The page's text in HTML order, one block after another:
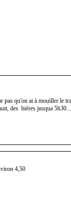
pas qu'on ai à mouiller le
des bières jusqua
4,50